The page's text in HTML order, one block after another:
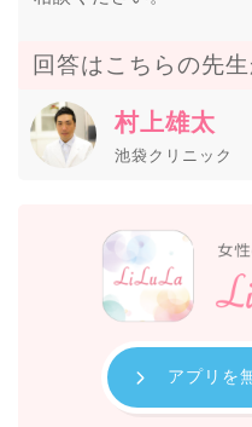
回答はこちらの先生
村上雄太
池袋クリニック
アプリを